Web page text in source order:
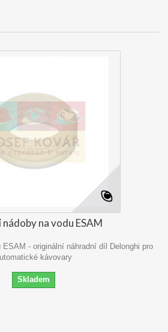
nádoby na vodu ESAM
- originální náhradní díl Delonghi pro
kávovary
Skladem